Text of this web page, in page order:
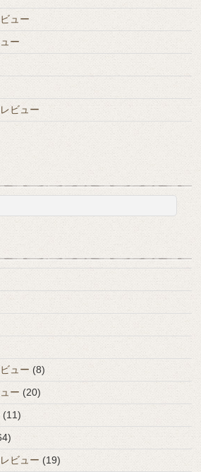
ュー
ー
ビュー
ュー (8)
ー (20)
(11)
ビュー (19)